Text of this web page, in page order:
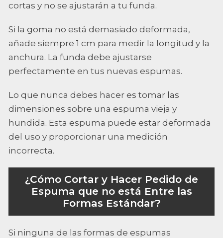
cortas y no se ajustarán a tu funda.
Si la goma no está demasiado deformada,
añade siempre 1 cm para medir la longitud y la
anchura. La funda debe ajustarse
perfectamente en tus nuevas espumas.
Lo que nunca debes hacer es tomar las
dimensiones sobre una espuma vieja y
hundida. Esta espuma puede estar deformada
del uso y proporcionar una medición
incorrecta.
¿Cómo Cortar y Hacer Pedido de
Espuma que no está Entre las
Formas Estándar?
Si ninguna de las formas de espumas